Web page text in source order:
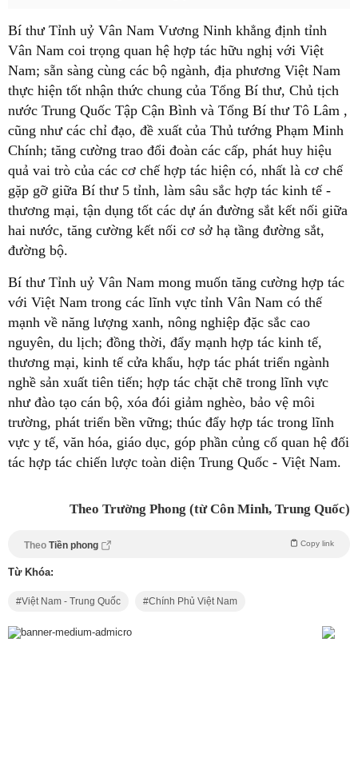
Bí thư Tỉnh uỷ Vân Nam Vương Ninh khẳng định tỉnh
Vân Nam coi trọng quan hệ hợp tác hữu nghị với Việt
Nam; sẵn sàng cùng các bộ ngành, địa phương Việt Nam
thực hiện tốt nhận thức chung của Tổng Bí thư, Chủ tịch
nước Trung Quốc Tập Cận Bình và Tổng Bí thư Tô Lâm ,
cũng như các chỉ đạo, đề xuất của Thủ tướng Phạm Minh
Chính; tăng cường trao đổi đoàn các cấp, phát huy hiệu
quả vai trò của các cơ chế hợp tác hiện có, nhất là cơ chế
gặp gỡ giữa Bí thư 5 tỉnh, làm sâu sắc hợp tác kinh tế -
thương mại, tận dụng tốt các dự án đường sắt kết nối giữa
hai nước, tăng cường kết nối cơ sở hạ tầng đường sắt,
đường bộ.
Bí thư Tỉnh uỷ Vân Nam mong muốn tăng cường hợp tác
với Việt Nam trong các lĩnh vực tỉnh Vân Nam có thế
mạnh về năng lượng xanh, nông nghiệp đặc sắc cao
nguyên, du lịch; đồng thời, đẩy mạnh hợp tác kinh tế,
thương mại, kinh tế cửa khẩu, hợp tác phát triển ngành
nghề sản xuất tiên tiến; hợp tác chặt chẽ trong lĩnh vực
như đào tạo cán bộ, xóa đói giảm nghèo, bảo vệ môi
trường, phát triển bền vững; thúc đẩy hợp tác trong lĩnh
vực y tế, văn hóa, giáo dục, góp phần củng cố quan hệ đối
tác hợp tác chiến lược toàn diện Trung Quốc - Việt Nam.
Theo Trường Phong (từ Côn Minh, Trung Quốc)
Theo Tiền phong Copy link
Từ Khóa:
Việt Nam - Trung Quốc Chính Phủ Việt Nam